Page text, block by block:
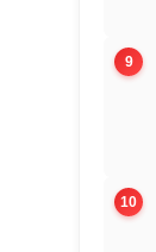
9
10